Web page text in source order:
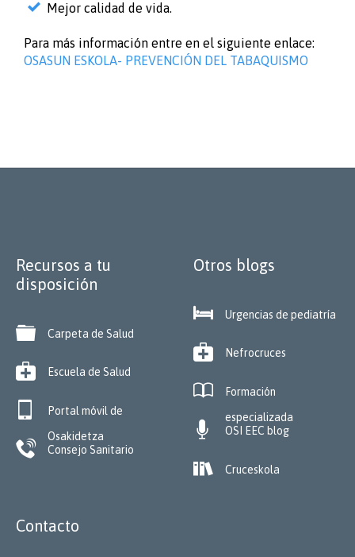
Mejor calidad de vida.
Para más información entre en el siguiente enlace:
OSASUN ESKOLA- PREVENCIÓN DEL TABAQUISMO
Recursos a tu
disposición
 Carpeta de Salud
 Escuela de Salud

Portal móvil de
Osakidetza
 Consejo Sanitario
Otros blogs
 Urgencias de pediatría
 Nefrocruces

Formación
especializada
 OSI EEC blog
 Cruceskola
Contacto